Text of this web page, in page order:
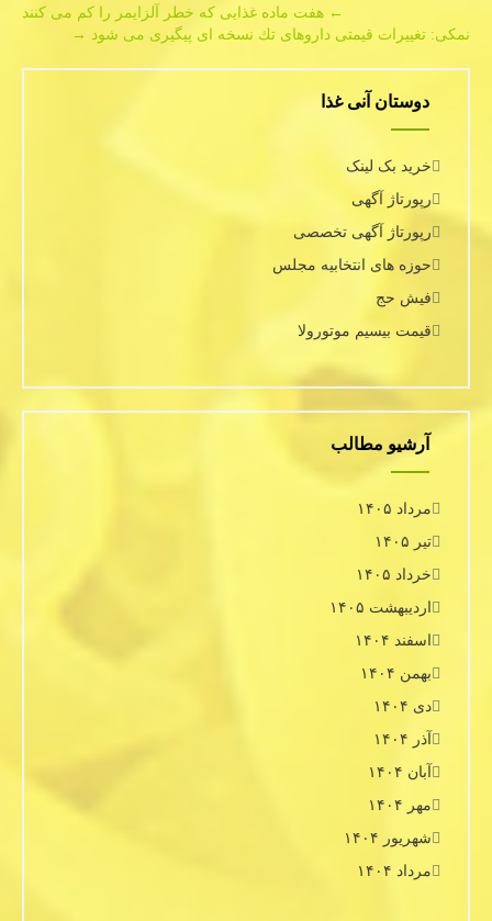
navigation
←هفت ماده غذایی كه خطر آلزایمر را كم می كنند
نمكی: تغییرات قیمتی داروهای تك نسخه ای پیگیری می شود →
دوستان آنی غذا
خرید بک لینک
رپورتاژ آگهی
رپورتاژ آگهی تخصصی
حوزه های انتخابیه مجلس
فیش حج
قیمت بیسیم موتورولا
آرشیو مطالب
مرداد ۱۴۰۵
تیر ۱۴۰۵
خرداد ۱۴۰۵
اردیبهشت ۱۴۰۵
اسفند ۱۴۰۴
بهمن ۱۴۰۴
دی ۱۴۰۴
آذر ۱۴۰۴
آبان ۱۴۰۴
مهر ۱۴۰۴
شهریور ۱۴۰۴
مرداد ۱۴۰۴